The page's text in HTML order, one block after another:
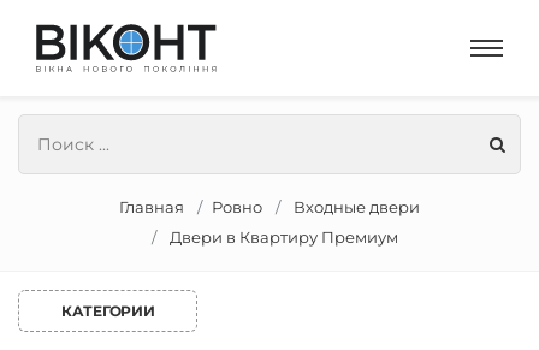
Главная Ровно
Входные двери
Двери в Квартиру Премиум
КАТЕГОРИИ